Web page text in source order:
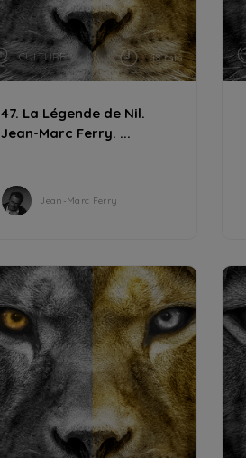
CULTURE 18 min
47. La Légende de Nil.
Jean-Marc Ferry. ...
Jean-Marc Ferry